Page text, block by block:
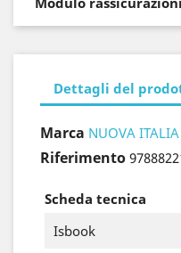
Dettagli del
Marca NUOVA ITALIA
Riferimento
Scheda tecnica
Isbook